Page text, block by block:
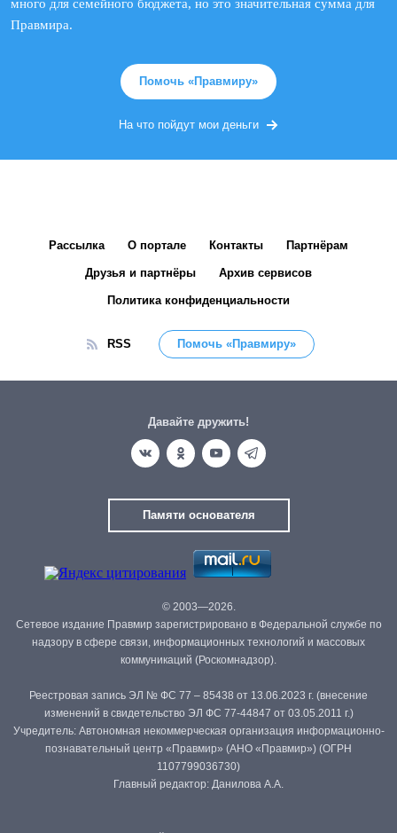
много для семейного бюджета, но это значительная сумма для
Правмира.
Помочь «Правмиру»
На что пойдут мои деньги
Рассылка О портале Контакты Партнёрам
Друзья и партнёры Архив сервисов
Политика конфиденциальности
RSS Помочь «Правмиру»
Давайте дружить!
Памяти основателя
© 2003—2026.
Сетевое издание Правмир зарегистрировано в Федеральной службе по
надзору в сфере связи, информационных технологий и массовых
коммуникаций (Роскомнадзор).
Реестровая запись ЭЛ № ФС 77 – 85438 от 13.06.2023 г. (внесение
изменений в свидетельство ЭЛ ФС 77-44847 от 03.05.2011 г.)
Учредитель: Автономная некоммерческая организация информационно-
познавательный центр «Правмир» (АНО «Правмир») (ОГРН
1107799036730)
Главный редактор: Данилова А.А.